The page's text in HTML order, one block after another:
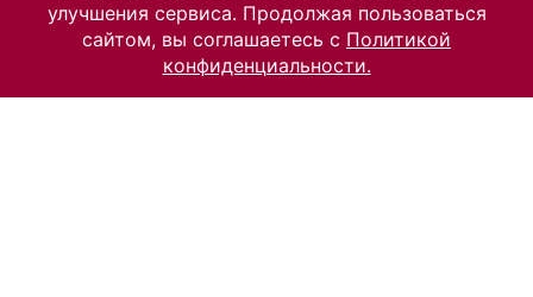
улучшения сервиса. Продолжая пользоваться
сайтом, вы соглашаетесь с Политикой
конфиденциальности.